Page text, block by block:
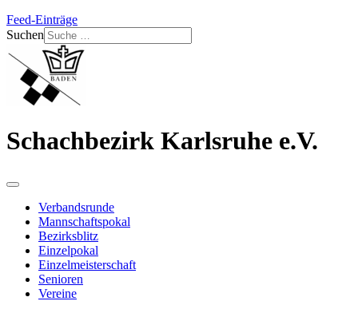
Feed-Einträge
Suchen
Schachbezirk Karlsruhe e.V.
Verbandsrunde
Mannschaftspokal
Bezirksblitz
Einzelpokal
Einzelmeisterschaft
Senioren
Vereine